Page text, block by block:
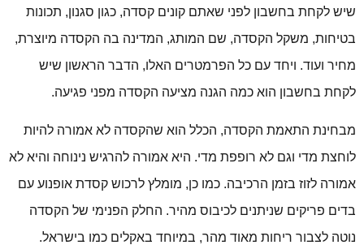
שיש לקחת בחשבון לפני שאתם קונים קסדה, כגון סגנון, תכונות
בטיחות, משקל הקסדה, שם המותג, המדינה בה הקסדה מיוצרת,
מחיר ועוד. ויחד עם כל הפרמטרים האלו, הדבר הראשון שיש
לקחת בחשבון הוא כמה הגנה מציעה הקסדה מפני פגיעה.
מבחינת התאמת הקסדה, הכלל הוא שהקסדה לא אמורה להיות
לוחצת מדי וגם לא רופפת מדי. היא אמורה להרגיש נינוחה והיא לא
אמורה לזוז בזמן הרכיבה. כמו כן, מומלץ לרכוש קסדת אופנוע עם
בדים פריקים שניתנים לכיבוס מהיר. החלק הפנימי של הקסדה
נוטה לצבור ריחות מאוד מהר, במיוחד באקלים כמו בישראל.